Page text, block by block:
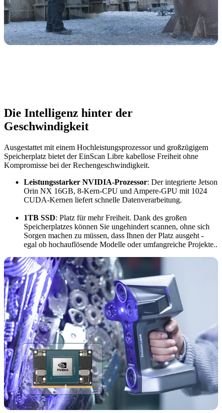
Die Intelligenz hinter der
Geschwindigkeit
Ausgestattet mit einem Hochleistungsprozessor und großzügigem
Speicherplatz bietet der EinScan Libre kabellose Freiheit ohne
Kompromisse bei der Rechengeschwindigkeit.
Leistungsstarker NVIDIA-Prozessor: Der integrierte Jetson
Orin NX 16GB, 8-Kern-CPU und Ampere-GPU mit 1024
CUDA-Kernen liefert schnelle Datenverarbeitung.
1TB SSD: Platz für mehr Freiheit. Dank des großen
Speicherplatzes können Sie ungehindert scannen, ohne sich
Sorgen machen zu müssen, dass Ihnen der Platz ausgeht -
egal ob hochauflösende Modelle oder umfangreiche Projekte..